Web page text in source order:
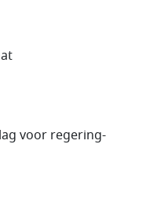
voor regering-